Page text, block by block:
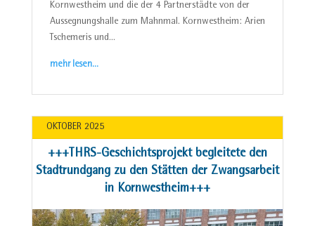
Kornwestheim und die der 4 Partnerstädte von der
Aussegnungshalle zum Mahnmal. Kornwestheim: Arien
Tschemeris und…
mehr lesen…
+++THRS-Geschichtsprojekt begleitete den
Stadtrundgang zu den Stätten der Zwangsarbeit
in Kornwestheim+++
OKTOBER 2025